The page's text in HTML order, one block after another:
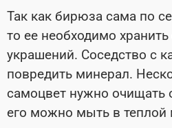
Так как бирюза сама по
то ее необходимо хранить
украшений. Соседство с
повредить минерал.
самоцвет нужно очищать
его можно мыть в теплой